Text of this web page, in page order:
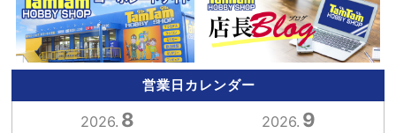
営業日カレンダー
2026. 8 2026. 9